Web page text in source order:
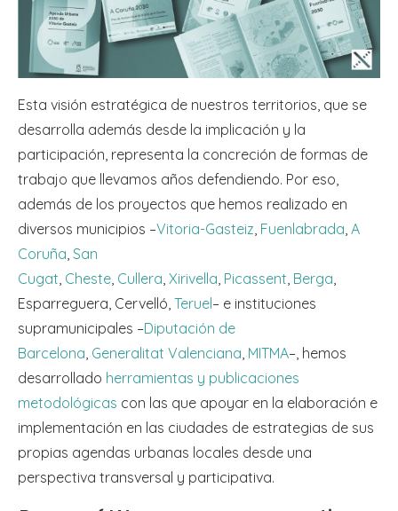
Esta visión estratégica de nuestros territorios, que se
desarrolla además desde la implicación y la
participación, representa la concreción de formas de
trabajo que llevamos años defendiendo. Por eso,
además de los proyectos que hemos realizado en
diversos municipios –Vitoria-Gasteiz Fuenlabrada A
Coruña San
Cugat Cheste Cullera Xirivella Picassent Berga
Esparreguera, Cervelló, Teruel– e instituciones
supramunicipales –Diputación de
Barcelona Generalitat Valenciana MITMA–, hemos
desarrollado herramientas y publicaciones
metodológicas con las que apoyar en la elaboración e
implementación en las ciudades de estrategias de sus
propias agendas urbanas locales desde una
perspectiva transversal y participativa.